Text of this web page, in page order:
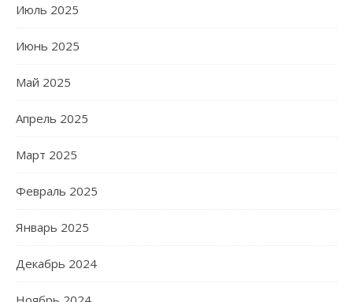
Июль 2025
Июнь 2025
Май 2025
Апрель 2025
Март 2025
Февраль 2025
Январь 2025
Декабрь 2024